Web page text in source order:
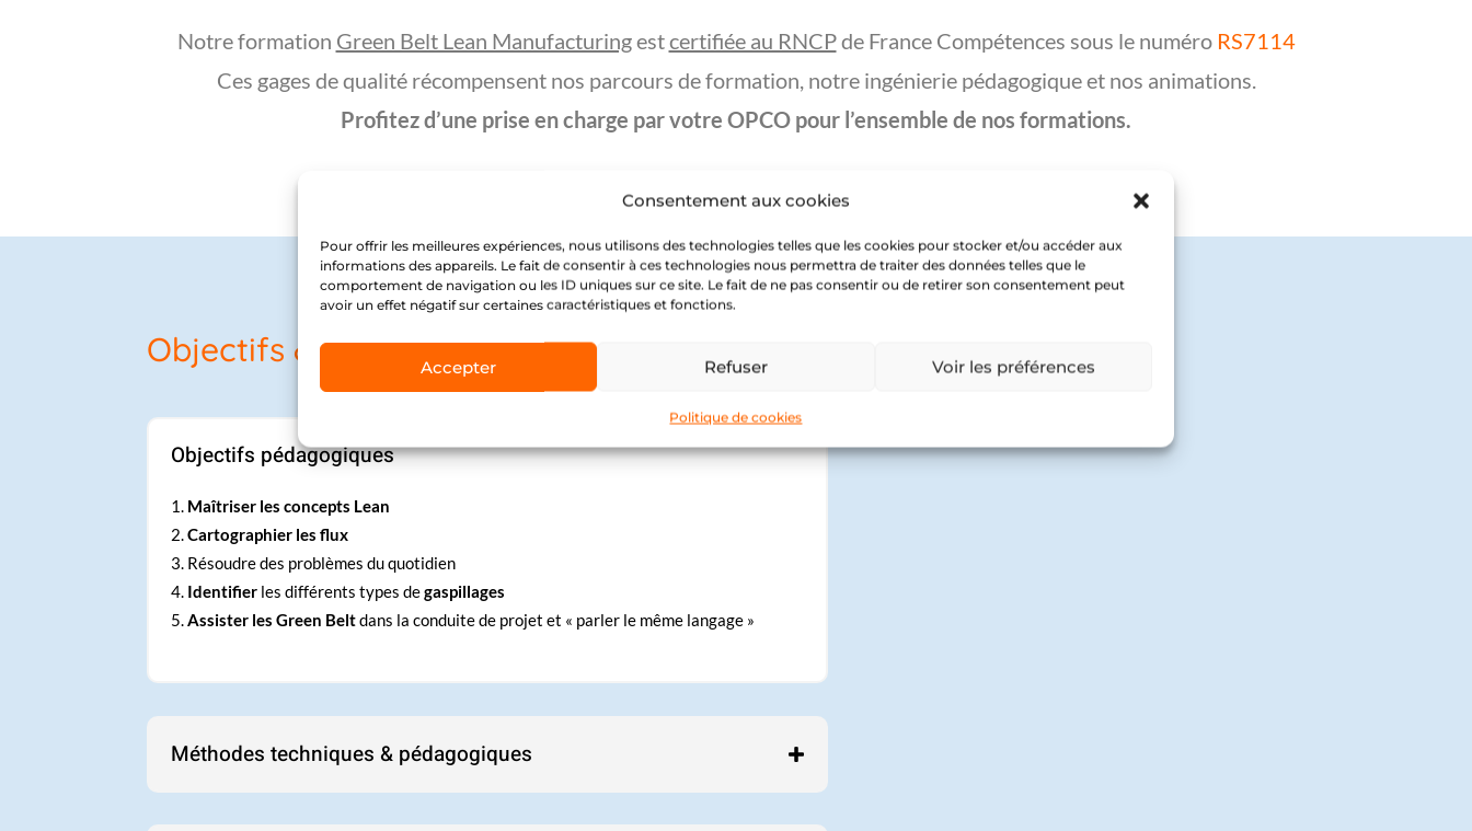
Consentement aux cookies
Pour offrir les meilleures expériences, nous utilisons des technologies telles que les cookies pour stocker et/ou accéder aux
informations des appareils. Le fait de consentir à ces technologies nous permettra de traiter des données telles que le
comportement de navigation ou les ID uniques sur ce site. Le fait de ne pas consentir ou de retirer son consentement peut
avoir un effet négatif sur certaines caractéristiques et fonctions.
Accepter Refuser Voir les préférences
Politique de cookies
Notre formation Green Belt Lean Manufacturingestcertifiée au RNCPde France Compétences sous le numéro RS7114
Ces gages de qualité récompensent nos parcours de formation, notre ingénierie pédagogique et nos animations.
Profitez d’une prise en charge par votre OPCO pour l’ensemble de nos formations.
Objectifs & modalités pédagogiques
Objectifs pédagogiques
Maîtriser les concepts Lean
Cartographier les flux
Résoudre des problèmes du quotidien
Identifier les différents types degaspillages
Assister les Green Beltdans la conduite de projet et « parler le même langage »
Méthodes techniques & pédagogiques